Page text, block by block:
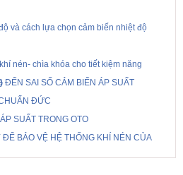
và cách lựa chọn cảm biến nhiệt độ
nén- chìa khóa cho tiết kiệm năng
ĐẾN SAI SỐ CẢM BIẾN ÁP SUẤT
ĐỨC
SUẤT TRONG OTO
BẢO VỆ HỆ THỐNG KHÍ NÉN CỦA